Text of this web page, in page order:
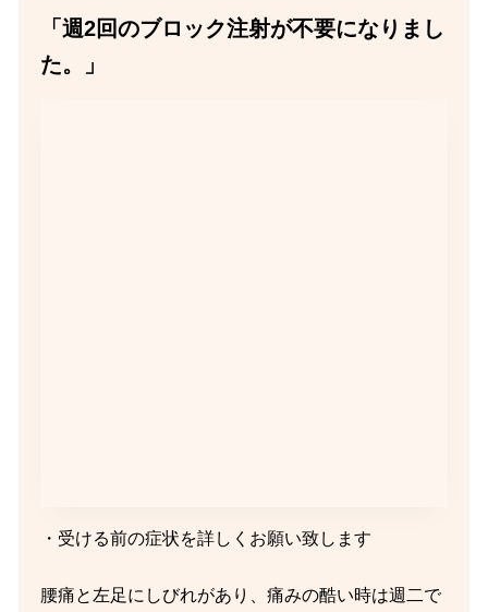
「週2回のブロック注射が不要になりまし
た。」
・受ける前の症状を詳しくお願い致します
腰痛と左足にしびれがあり、痛みの酷い時は週二で